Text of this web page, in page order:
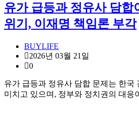
유가 급등과 정유사 담합
위기, 이재명 책임론 부각
BUYLIFE
2026년 03월 21일
0
유가 급등과 정유사 담합 문제는 한국
미치고 있으며, 정부와 정치권의 대응